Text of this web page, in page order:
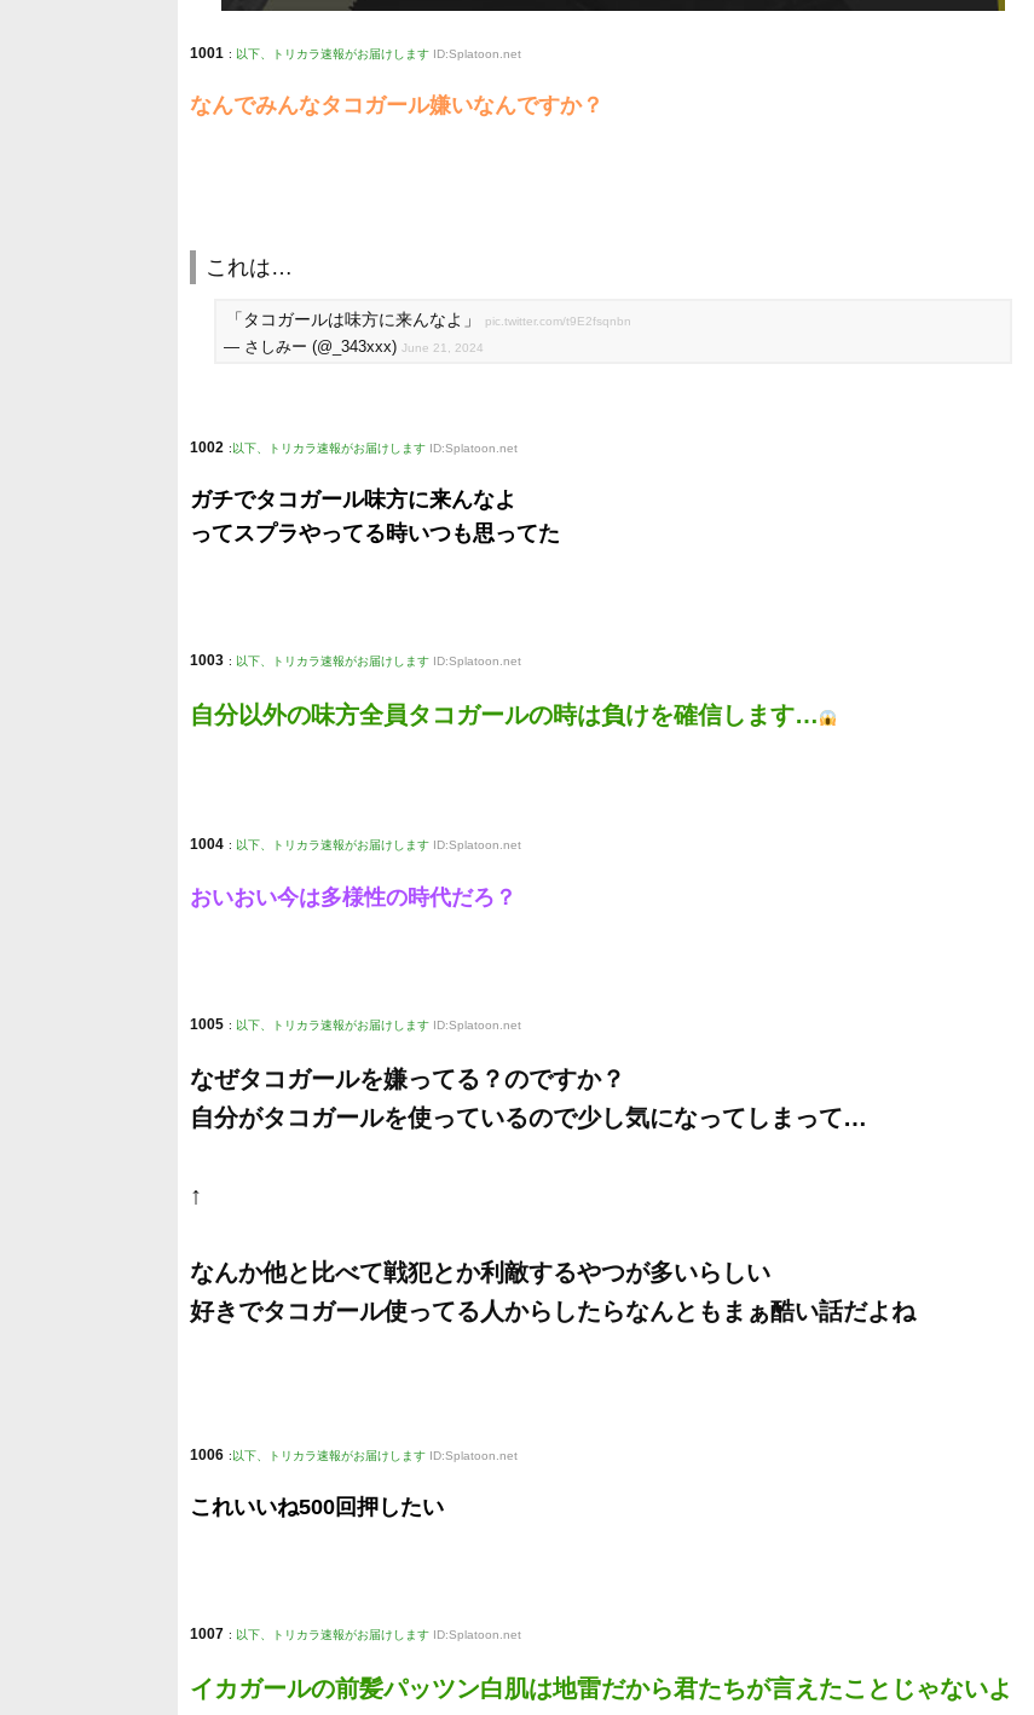
1001 : 以下、トリカラ速報がお届けします ID:Splatoon.net
なんでみんなタコガール嫌いなんですか？
これは…
「タコガールは味方に来んなよ」 pic.twitter.com/t9E2fsqnbn
— さしみー (@_343xxx) June 21, 2024
1002 : 以下、トリカラ速報がお届けします ID:Splatoon.net
ガチでタコガール味方に来んなよ
ってスプラやってる時いつも思ってた
1003 : 以下、トリカラ速報がお届けします ID:Splatoon.net
自分以外の味方全員タコガールの時は負けを確信します…
1004 : 以下、トリカラ速報がお届けします ID:Splatoon.net
おいおい今は多様性の時代だろ？
1005 : 以下、トリカラ速報がお届けします ID:Splatoon.net
なぜタコガールを嫌ってる？のですか？
自分がタコガールを使っているので少し気になってしまって…
↑
なんか他と比べて戦犯とか利敵するやつが多いらしい
好きでタコガール使ってる人からしたらなんともまぁ酷い話だよね
1006 : 以下、トリカラ速報がお届けします ID:Splatoon.net
これいいね500回押したい
1007 : 以下、トリカラ速報がお届けします ID:Splatoon.net
イカガールの前髪パッツン白肌は地雷だから君たちが言えたことじゃないよ